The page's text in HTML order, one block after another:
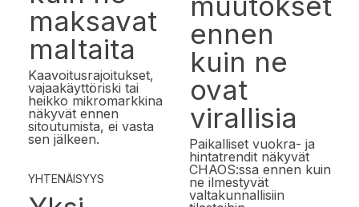
maksavat
maltaita
Kaavoitusrajoitukset,
vajaakäyttöriski tai
heikko mikromarkkina
näkyvät ennen
sitoutumista, ei vasta
sen jälkeen.
YHTENÄISYYS
ennen
kuin ne
ovat
virallisia
Paikalliset vuokra- ja
hintatrendit näkyvät
CHAOS:ssa ennen kuin
ne ilmestyvät
valtakunnallisiin